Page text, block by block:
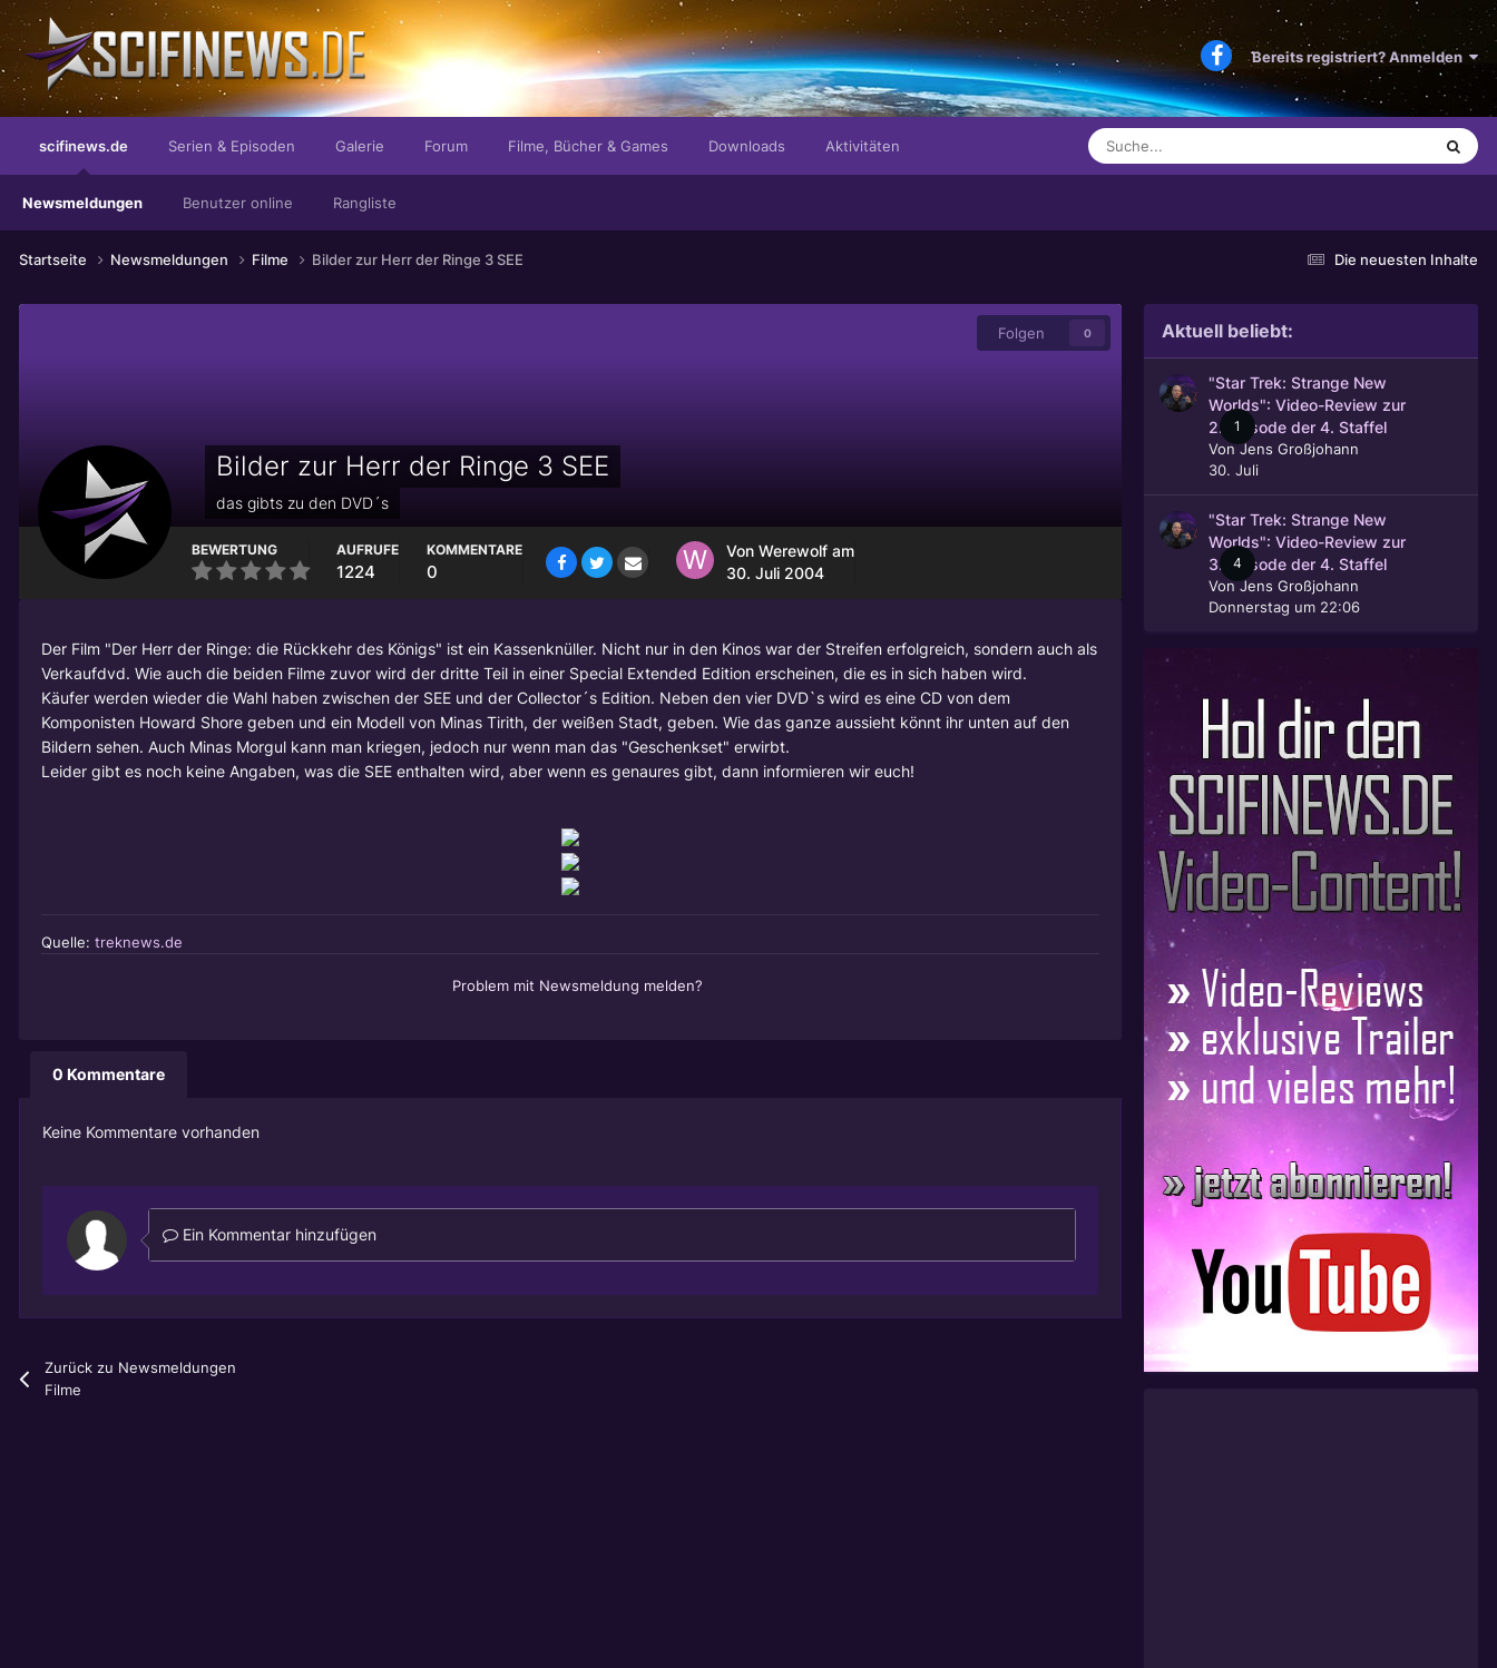
Bereits registriert? Anmelden
scifinews.de
Newsmeldungen Benutzer online Rangliste
Serien & Episoden Galerie Forum Filme, Bücher & Games Downloads Aktivitäten
Die neuesten Inhalte
Startseite Newsmeldungen Filme Bilder zur Herr der Ringe 3 SEE
Folgen 0
Bilder zur Herr der Ringe 3 SEE
das gibts zu den DVD´s
BEWERTUNG AUFRUFE
1224
KOMMENTARE
0
Von Werewolf am
30. Juli 2004
Der Film "Der Herr der Ringe: die Rückkehr des Königs" ist ein Kassenknüller. Nicht nur in den Kinos war der Streifen erfolgreich, sondern auch als
Verkaufdvd. Wie auch die beiden Filme zuvor wird der dritte Teil in einer Special Extended Edition erscheinen, die es in sich haben wird.
Käufer werden wieder die Wahl haben zwischen der SEE und der Collector´s Edition. Neben den vier DVD`s wird es eine CD von dem
Komponisten Howard Shore geben und ein Modell von Minas Tirith, der weißen Stadt, geben. Wie das ganze aussieht könnt ihr unten auf den
Bildern sehen. Auch Minas Morgul kann man kriegen, jedoch nur wenn man das "Geschenkset" erwirbt.
Leider gibt es noch keine Angaben, was die SEE enthalten wird, aber wenn es genaures gibt, dann informieren wir euch!
Quelle: treknews.de
Problem mit Newsmeldung melden?
0 Kommentare
Keine Kommentare vorhanden
Ein Kommentar hinzufügen
Zurück zu Newsmeldungen
Filme
Aktuell beliebt:
1
"Star Trek: Strange New
Worlds": Video-Review zur
2. Episode der 4. Staffel
VonJens Großjohann
30. Juli
4
"Star Trek: Strange New
Worlds": Video-Review zur
3. Episode der 4. Staffel
VonJens Großjohann
Donnerstag um 22:06